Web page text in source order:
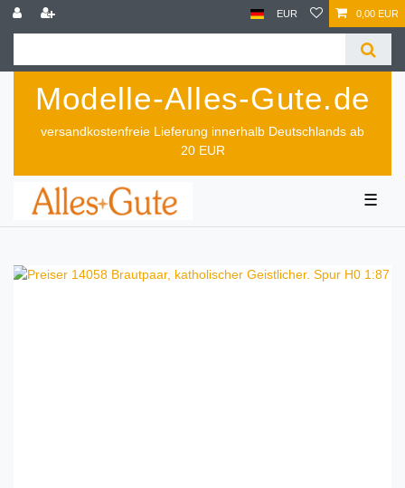
EUR 0,00 EUR
Modelle-Alles-Gute.de
versandkostenfreie Lieferung innerhalb Deutschlands ab
20 EUR
☰